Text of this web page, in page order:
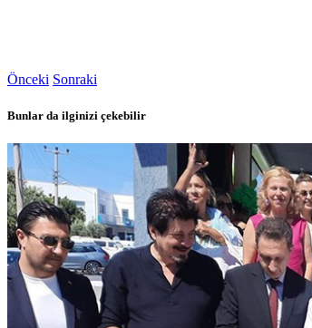
Önceki Sonraki
Bunlar da ilginizi çekebilir